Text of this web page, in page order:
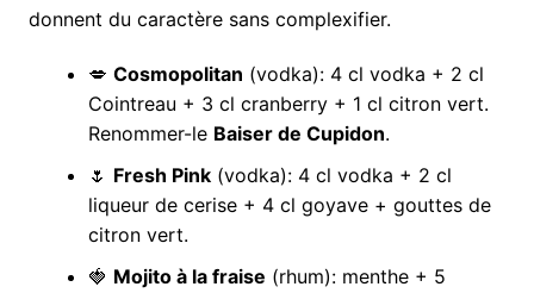
donnent du caractère sans complexifier.
💋 Cosmopolitan (vodka): 4 cl vodka + 2 cl
Cointreau + 3 cl cranberry + 1 cl citron vert.
Renommer-le Baiser de Cupidon.
🌷 Fresh Pink(vodka): 4 cl vodka + 2 cl
liqueur de cerise + 4 cl goyave + gouttes de
citron vert.
🍓 Mojito à la fraise (rhum): menthe + 5